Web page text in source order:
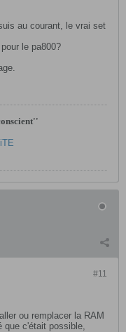
au courant, le vrai set
le pa800?
#11
ou remplacer la RAM
que c'était possible,